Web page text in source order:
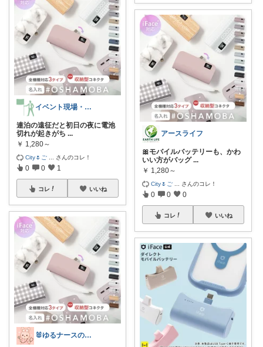
イベント現場・野外ガジェット集
連泊の遠征だと初日の夜に電池
切れが起きがち ...
￥ 1,280～
City🌷ご さんのコレ！
0 0 1
コレ いいね
🐰ゆるナースの愛用品ROOM🐰
アースライフ
🎀モバイルバッテリーも、かわ
いい方がバッグ ...
￥ 1,280～
City🌷ご さんのコレ！
0 0 0
コレ いいね